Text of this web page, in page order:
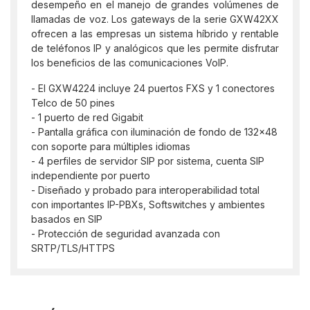
desempeño en el manejo de grandes volúmenes de
llamadas de voz. Los gateways de la serie GXW42XX
ofrecen a las empresas un sistema híbrido y rentable
de teléfonos IP y analógicos que les permite disfrutar
los beneficios de las comunicaciones VoIP.
- El GXW4224 incluye 24 puertos FXS y 1 conectores
Telco de 50 pines
- 1 puerto de red Gigabit
- Pantalla gráfica con iluminación de fondo de 132x48
con soporte para múltiples idiomas
- 4 perfiles de servidor SIP por sistema, cuenta SIP
independiente por puerto
- Diseñado y probado para interoperabilidad total
con importantes IP-PBXs, Softswitches y ambientes
basados en SIP
- Protección de seguridad avanzada con
SRTP/TLS/HTTPS